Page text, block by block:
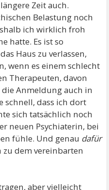
Zeit auch.
Belastung noch
ich wirklich froh
hatte. Es ist so
Haus zu verlassen,
wenn es einem schlecht
Therapeuten, davon
Anmeldung auch in
schnell, dass ich dort
sich tatsächlich noch
neuen Psychiaterin, bei
fühle. Und genau dafür
zu dem vereinbarten
aber vielleicht